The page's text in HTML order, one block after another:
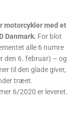
motorcykler med et
Danmark. For blot
alle 6 numre
den 6. februar) – og
til den glade giver,
træet.
6/2020 er leveret.